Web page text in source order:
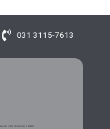
031 3115-7613
DE MINAS GERAIS